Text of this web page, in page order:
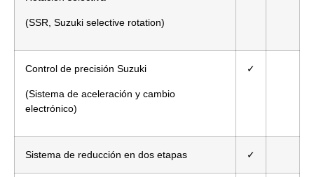
(SSR, Suzuki selective rotation)
Control de precisión Suzuki
(Sistema de aceleración y cambio
electrónico)
✓
Sistema de reducción en dos etapas ✓